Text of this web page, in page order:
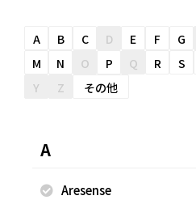
友だち
流行りのヘンリーネックは自分
す^_^
A B C D E F G
M
N O P Q R S
Y
Z その他
A
Aresense